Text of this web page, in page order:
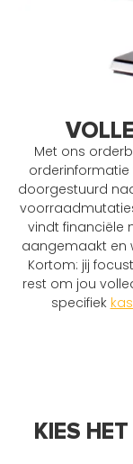
Met ons
doorgestuurd
vindt financiële
aangemaakt en
Kortom: jij
rest om jou
specifiek
KIES